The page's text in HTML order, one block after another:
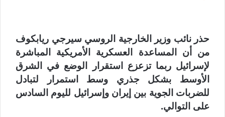
حذر نائب وزير الخارجية الروسي سيرجي ريابكوف
من أن المساعدة العسكرية الأمريكية المباشرة
لإسرائيل ربما تزعزع استقرار الوضع في الشرق
الأوسط بشكل جذري وسط استمرار لتبادل
للضربات الجوية بين إيران وإسرائيل لليوم السادس
على التوالي.